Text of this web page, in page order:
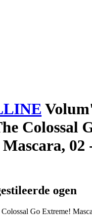
Colossal
02
ogen
Go Extreme!